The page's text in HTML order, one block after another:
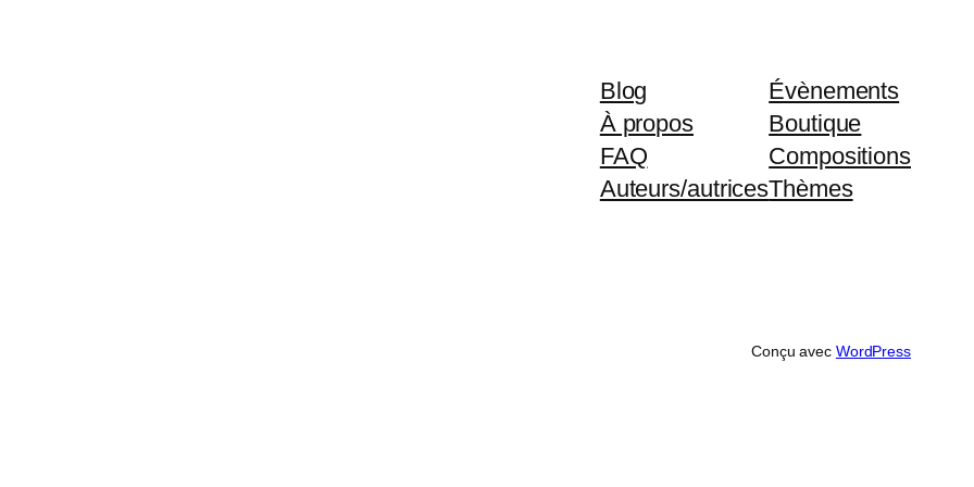
Blog
À propos
FAQ
Auteurs/autrices
Évènements
Boutique
Compositions
Thèmes
Conçu avec WordPress